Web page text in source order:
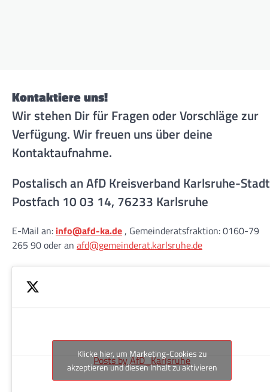
Kontaktiere uns!
Wir stehen Dir für Fragen oder Vorschläge zur
Verfügung. Wir freuen uns über deine
Kontaktaufnahme.
Postalisch an AfD Kreisverband Karlsruhe-Stadt
Postfach 10 03 14, 76233 Karlsruhe
E-Mail an: info@afd-ka.de, Gemeinderatsfraktion: 0160-79
265 90 oder an afd@gemeinderat.karlsruhe.de
Posts by AfD_Karlsruhe
Klicke hier, um Marketing-Cookies zu
akzeptieren und diesen Inhalt zu aktivieren